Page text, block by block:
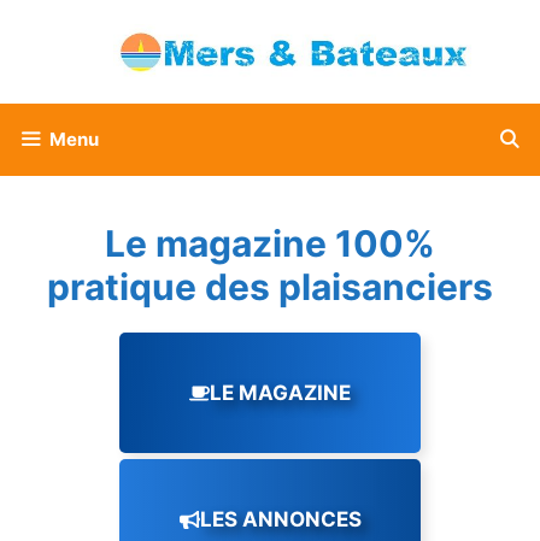
Menu
Le magazine 100%
pratique des plaisanciers
LE MAGAZINE
LES ANNONCES